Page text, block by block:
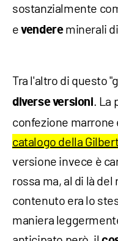
sostanzialmente
evendereminerali
Tra l'altro di questo
diverse versioni. La
confezione marrone
catalogo della
versione invece è
rossa ma, al di là
contenuto era lo
maniera